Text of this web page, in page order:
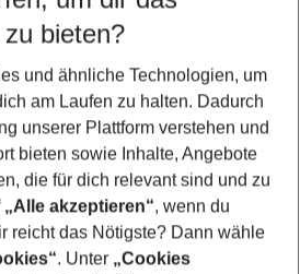
5-8 Nächte
Kinder
Filter anzeigen
bieten?
und ähnliche Technologien, um
am Laufen zu halten. Dadurch
unserer Plattform verstehen und
bieten sowie Inhalte, Angebote
die für dich relevant sind und zu
„Alle akzeptieren“, wenn du
reicht das Nötigste? Dann wähle
. Unter „Cookies